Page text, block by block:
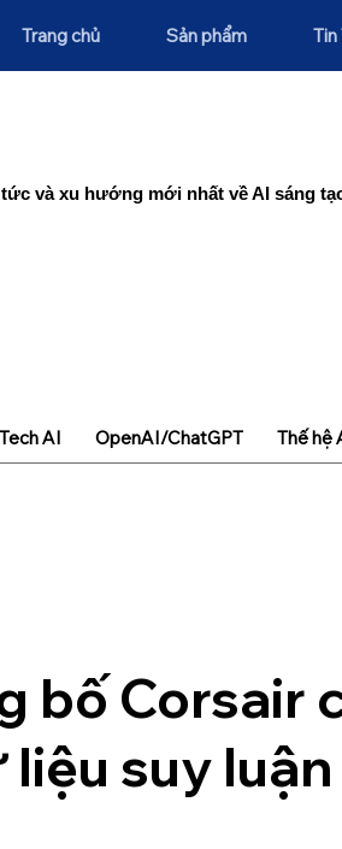
Trang chủ Sản phẩm Tin
và xu hướng mới nhất về AI sáng
bố Corsair
suy luận
AI OpenAI/ChatGPT Thế hệ